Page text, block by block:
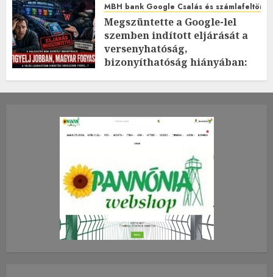
MBH bank Google Csalás és
Megszüntette a Google-lel
szemben indított eljárását a
versenyhatóság,
bizonyíthatóság hiányában:
2026.JÚLIUS.23. CSÜTÖRTÖK.
0